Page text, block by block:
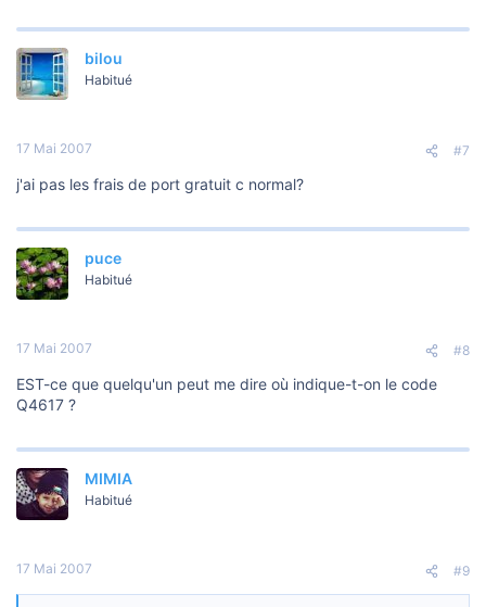
bilou
Habitué
17 Mai 2007 #7
j'ai pas les frais de port gratuit c normal?
puce
Habitué
17 Mai 2007 #8
EST-ce que quelqu'un peut me dire où indique-t-on le code
Q4617 ?
MIMIA
Habitué
17 Mai 2007 #9